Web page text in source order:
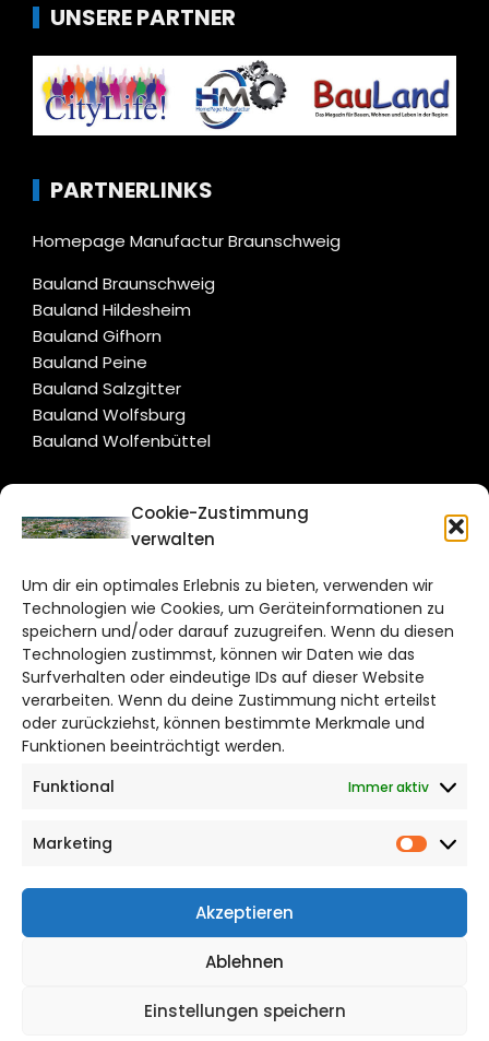
Cookie-Zustimmung
verwalten
Um dir ein optimales Erlebnis zu bieten, verwenden wir
Technologien wie Cookies, um Geräteinformationen zu
speichern und/oder darauf zuzugreifen. Wenn du diesen
Technologien zustimmst, können wir Daten wie das
Surfverhalten oder eindeutige IDs auf dieser Website
verarbeiten. Wenn du deine Zustimmung nicht erteilst
oder zurückziehst, können bestimmte Merkmale und
Funktionen beeinträchtigt werden.
Funktional
Immer aktiv
Marketing
Akzeptieren
Ablehnen
Einstellungen speichern
UNSERE PARTNER
PARTNERLINKS
Homepage Manufactur Braunschweig
Bauland Braunschweig
Bauland Hildesheim
Bauland Gifhorn
Bauland Peine
Bauland Salzgitter
Bauland Wolfsburg
Bauland Wolfenbüttel
CITYLIFE!
Bruchtorwall 12
38100 Braunschweig
Telefon: 0531 387220 – 65
DAS STADTMAGAZIN FÜR
BRAUNSCHWEIG
Impressum
Cookie Richtlinie
CITYLIFE! BEI FACEBOOK